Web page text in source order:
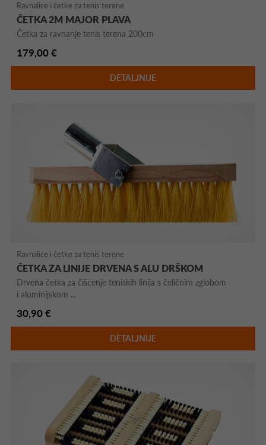
Ravnalice i četke za tenis terene
ČETKA 2M MAJOR PLAVA
Četka za ravnanje tenis terena 200cm
179,00 €
DETALJNIJE
Ravnalice i četke za tenis terene
ČETKA ZA LINIJE DRVENA S ALU DRŠKOM
Drvena četka za čišćenje teniskih linija s čeličnim zglobom
i aluminijskom ...
30,90 €
DETALJNIJE